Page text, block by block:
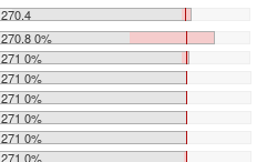
270.4
270.8 0%
271 0%
271 0%
271 0%
271 0%
271 0%
271 0%